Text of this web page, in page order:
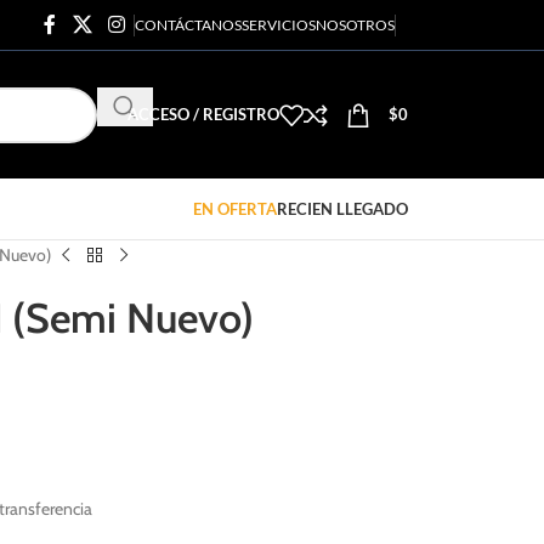
CONTÁCTANOSSERVICIOSNOSOTROS
ACCESO / REGISTRO $0
EN OFERTARECIEN LLEGADO
Nuevo)